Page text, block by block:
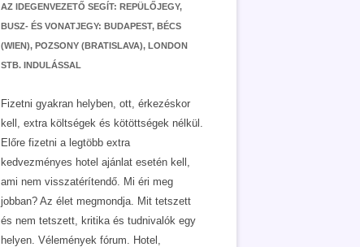
AZ IDEGENVEZETŐ SEGÍT: REPÜLŐJEGY,
BUSZ- ÉS VONATJEGY: BUDAPEST, BÉCS
(WIEN), POZSONY (BRATISLAVA), LONDON
STB. INDULÁSSAL
Fizetni gyakran helyben, ott, érkezéskor
kell, extra költségek és kötöttségek nélkül.
Előre fizetni a legtöbb extra
kedvezményes hotel ajánlat esetén kell,
ami nem visszatérítendő. Mi éri meg
jobban? Az élet megmondja. Mit tetszett
és nem tetszett, kritika és tudnivalók egy
helyen. Vélemények fórum. Hotel,